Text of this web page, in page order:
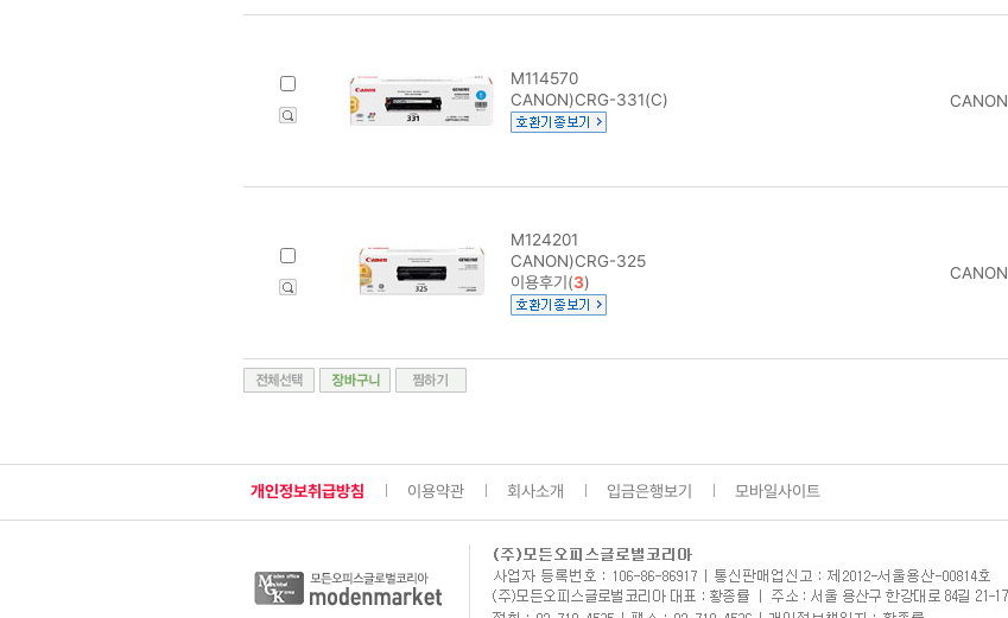
M114570
CANON)CRG-331(C)
CANON
M124201
CANON)CRG-325
이용후기(3) CANON
개인정보취급방침 이용약관 회사소개 입금은행보기 모바일사이트